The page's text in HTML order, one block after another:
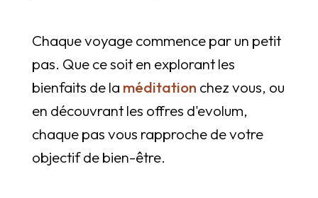
Chaque voyage commence par un petit
pas. Que ce soit en explorant les
bienfaits de la méditation chez vous, ou
en découvrant les offres d'evolum,
chaque pas vous rapproche de votre
objectif de bien-être.